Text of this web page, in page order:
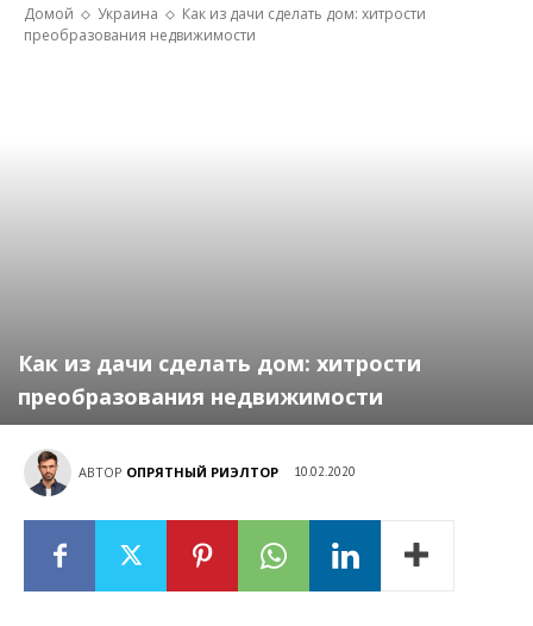
Домой Украина
Как из дачи сделать дом: хитрости
преобразования недвижимости
Как из дачи сделать дом: хитрости
преобразования недвижимости
АВТОР ОПРЯТНЫЙ РИЭЛТОР 10.02.2020